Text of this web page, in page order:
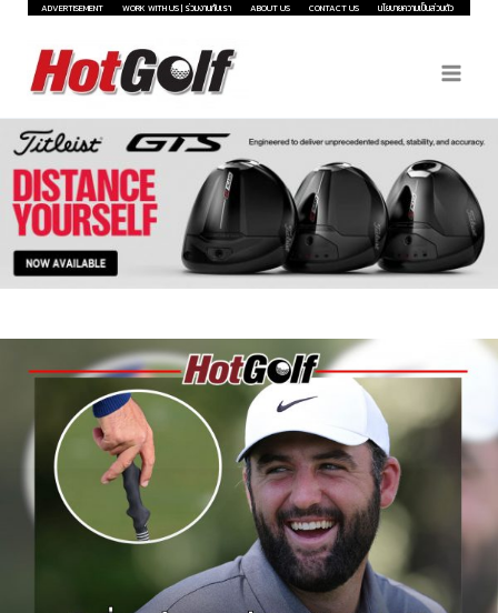
Skip
content
ADVERTISEMENT WORK WITH US | ร่วมงานกับเรา ABOUT US CONTACT US นโยบายความเป็นส่วนตัว